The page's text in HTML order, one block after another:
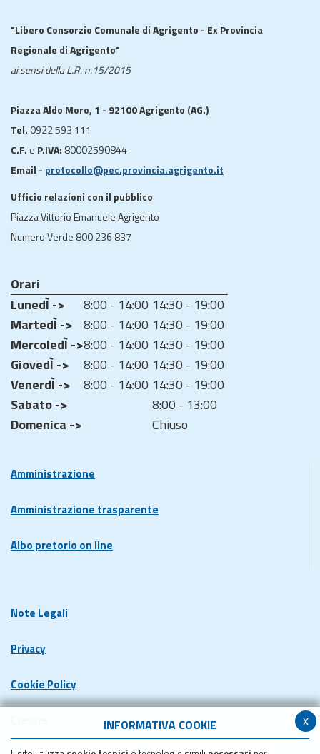
x
INFORMATIVA COOKIE
"Libero Consorzio Comunale di Agrigento - Ex Provincia
Regionale di Agrigento"
ai sensi della L.R. n.15/2015
Piazza Aldo Moro, 1 - 92100 Agrigento (AG.)
Tel. 0922 593 111
C.F. e P.IVA: 80002590844
Email - protocollo@pec.provincia.agrigento.it
Ufficio relazioni con il pubblico
Piazza Vittorio Emanuele Agrigento
Numero Verde 800 236 837
Orari
LunedÌ ->
8:00 - 14:00 14:30 - 19:00
MartedÌ -> 8:00 - 14:00 14:30 - 19:00
MercoledÌ ->8:00 - 14:00 14:30 - 19:00
GiovedÌ ->
8:00 - 14:00 14:30 - 19:00
VenerdÌ ->
8:00 - 14:00 14:30 - 19:00
Sabato ->
8:00 - 13:00
Domenica ->
Chiuso
Amministrazione
Amministrazione trasparente
Albo pretorio on line
Note Legali
Privacy
Cookie Policy